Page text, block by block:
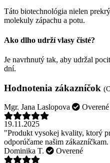
Táto biotechnológia nielen
molekuly zápachu a potu.
Ako dlho udrží vlasy čisté?
Je navrhnutý tak, aby udržal
dní.
Hodnotenia zákazníčok
Mgr. Jana Laslopova
Overené
19.11.2025
"Produkt vysokej kvality, ktorý
odporúčame našim
Dominika T.
Overené